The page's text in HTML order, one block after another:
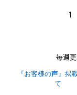
寒さ厳しき折、
1
毎週
『お客様の声』掲
て